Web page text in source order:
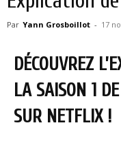
Par Yann Grosboillot - 17
DÉCOUVREZ
LA SAISON 1
SUR NETFLIX !